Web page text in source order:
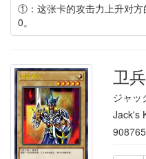
①：这张卡的攻击力上升对方
0。
卫
ジャッ
Jack's